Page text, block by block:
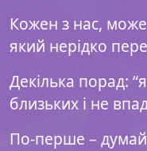
Кожен з нас, може
який нерідко
Декілька порад:
близьких і не
По-перше –